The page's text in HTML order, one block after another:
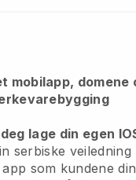
mobilapp, domene
lage din egen
serbiske veiledning
som kundene